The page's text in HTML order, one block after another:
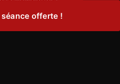
séance offerte !